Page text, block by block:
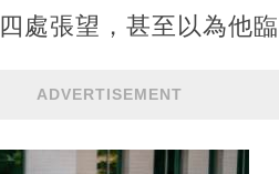
處張望，甚至以為他
ADVERTISEMENT